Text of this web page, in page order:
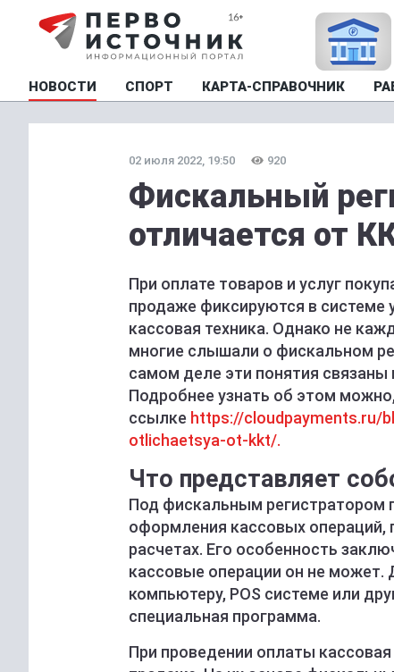
НОВОСТИ СПОРТ КАРТА-СПРАВОЧНИК
02 июля 2022, 19:50 920
Фискальный
отличается от
При оплате товаров и услуг
продаже фиксируются в системе
кассовая техника. Однако не
многие слышали о фискальном
самом деле эти понятия
Подробнее узнать об этом
ссылке https://cloudpayments.ru/
otlichaetsya-ot-kkt/.
Что представляет
Под фискальным регистратором
оформления кассовых операций,
расчетах. Его особенность
кассовые операции он не может.
компьютеру, POS системе или
специальная программа.
При проведении оплаты